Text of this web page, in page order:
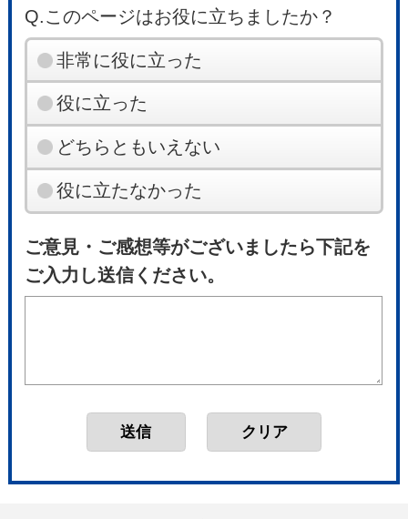
Q.このページはお役に立ちましたか？
非常に役に立った
役に立った
どちらともいえない
役に立たなかった
ご意見・ご感想等がございましたら下記を
ご入力し送信ください。